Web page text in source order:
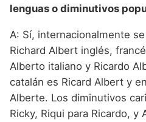
lenguas o diminutivos
A: Sí, internacionalmente
Richard Albert inglés,
Alberto italiano y Ricardo
catalán es Ricard Albert y
Alberte. Los diminutivos
Ricky, Riqui para Ricardo, y